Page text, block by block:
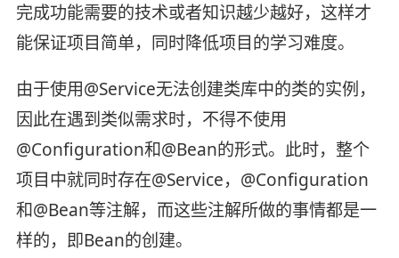
完成功能需要的技术或者知识越少越好，这样才
能保证项目简单，同时降低项目的学习难度。
由于使用@Service无法创建类库中的类的实例，
因此在遇到类似需求时，不得不使用
@Configuration和@Bean的形式。此时，整个
项目中就同时存在@Service，@Configuration
和@Bean等注解，而这些注解所做的事情都是一
样的，即Bean的创建。